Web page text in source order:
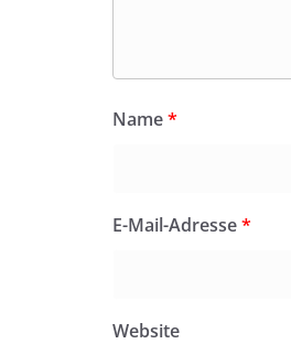
Name*
E-Mail-Adresse*
Website